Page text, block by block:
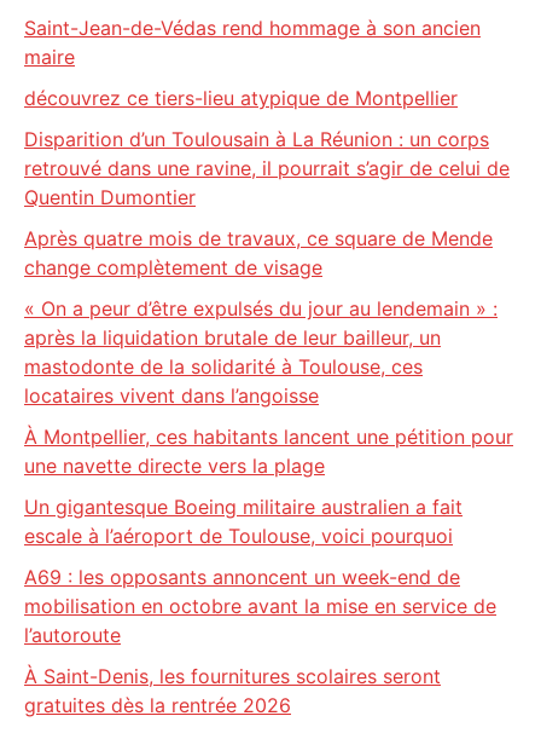
Saint-Jean-de-Védas rend hommage à son ancien
maire
découvrez ce tiers-lieu atypique de Montpellier
Disparition d’un Toulousain à La Réunion : un corps
retrouvé dans une ravine, il pourrait s’agir de celui de
Quentin Dumontier
Après quatre mois de travaux, ce square de Mende
change complètement de visage
« On a peur d’être expulsés du jour au lendemain » :
après la liquidation brutale de leur bailleur, un
mastodonte de la solidarité à Toulouse, ces
locataires vivent dans l’angoisse
À Montpellier, ces habitants lancent une pétition pour
une navette directe vers la plage
Un gigantesque Boeing militaire australien a fait
escale à l’aéroport de Toulouse, voici pourquoi
A69 : les opposants annoncent un week-end de
mobilisation en octobre avant la mise en service de
l’autoroute
À Saint-Denis, les fournitures scolaires seront
gratuites dès la rentrée 2026